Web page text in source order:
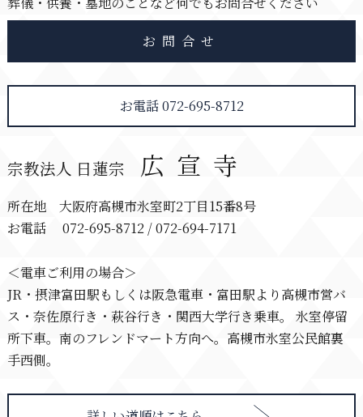
お問合せ
お電話 072-695-8712
宗教法人 日蓮宗 広宣寺
所在地 大阪府高槻市氷室町2丁目15番8号
お電話 072-695-8712 / 072-694-7171
＜電車ご利用の場合＞
JR・摂津富田駅もしくは阪急電車・富田駅より高槻市営バ
ス・奈佐原行き・萩谷行き・関西大学行き乗車。 氷室停留
所下車。南のフレンドマート方向へ。高槻市氷室公民館裏
手西側。